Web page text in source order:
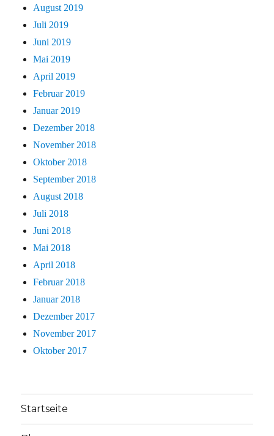
August 2019
Juli 2019
Juni 2019
Mai 2019
April 2019
Februar 2019
Januar 2019
Dezember 2018
November 2018
Oktober 2018
September 2018
August 2018
Juli 2018
Juni 2018
Mai 2018
April 2018
Februar 2018
Januar 2018
Dezember 2017
November 2017
Oktober 2017
Startseite